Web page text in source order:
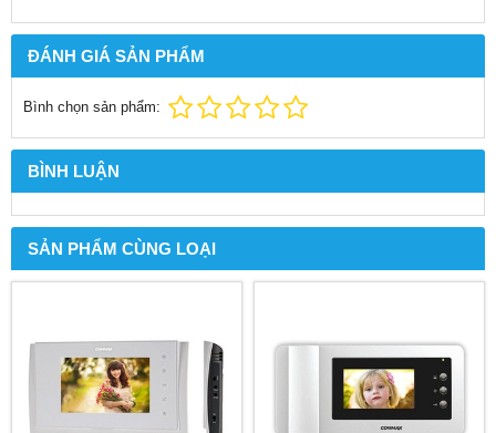
ĐÁNH GIÁ SẢN PHẨM
Bình chọn sản phẩm:
BÌNH LUẬN
SẢN PHẨM CÙNG LOẠI